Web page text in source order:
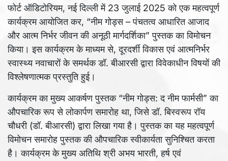
फोर्ट ऑडिटोरियम, नई दिल्ली में 23 जुलाई 2025 को एक महत्वपूर्ण
कार्यक्रम आयोजित कर, “नीम गोड्स – पंचतत्व आधारित आजाद
और आत्म निर्भर जीवन की अनूठी मार्गदर्शिका” पुस्तक का विमोचन
किया। इस कार्यक्रम के माध्यम से, दूरदर्शी विकास एवं आत्मनिर्भर
स्वास्थ्य नवाचारों के समर्थक डॉ. बीआरसी द्वारा विवेकाधीन विषयों की
विश्लेषणात्मक प्रस्तुति हुई।
कार्यक्रम का मुख्य आकर्षण पुस्तक “नीम गोड्स: द नीम फार्मसी” का
औपचारिक रूप से लोकार्पण समारोह था, जिसे डॉ. बिस्वरूप रॉय
चौधरी (डॉ. बीआरसी) द्वारा लिखा गया है। पुस्तक का यह महत्वपूर्ण
विमोचन समारोह पुस्तक की औपचारिक स्वीकार्यता सुनिश्चित करता
है। कार्यक्रम के मुख्य अतिथि श्री अभय भारती, हर्ष एवं